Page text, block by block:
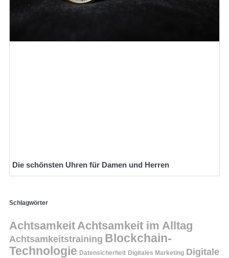
Die schönsten Uhren für Damen und Herren
Schlagwörter
Achtsamkeit Achtsamkeit im Alltag
Achtsamkeitstraining Blockchain-
Technologie Datensicherheit Digitales Marketing Digitale